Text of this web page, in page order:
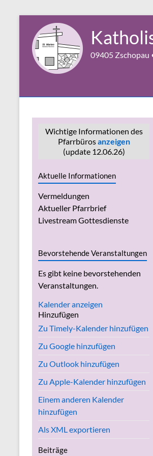
Inhalt
springen
09405 Zschopau
Wichtige Informationen des
Pfarrbürosanzeigen
(update 12.06.26)
Aktuelle Informationen
Vermeldungen
Aktueller Pfarrbrief
Livestream Gottesdienste
Bevorstehende Veranstaltungen
Es gibt keine bevorstehenden
Veranstaltungen.
Kalender anzeigen
Hinzufügen
Zu Timely-Kalender hinzufügen
Zu Google hinzufügen
Zu Outlook hinzufügen
Zu Apple-Kalender hinzufügen
Einem anderen Kalender
hinzufügen
Als XML exportieren
Beiträge